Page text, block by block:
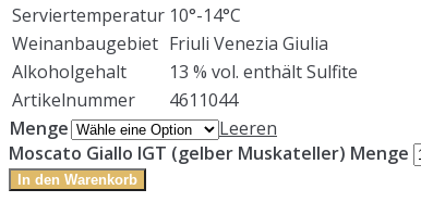
Serviertemperatur 10°-14°C
Weinanbaugebiet Friuli Venezia Giulia
Alkoholgehalt
13 % vol. enthält Sulfite
Artikelnummer
4611044
Menge
Leeren
Moscato Giallo IGT (gelber Muskateller) Menge
In den Warenkorb